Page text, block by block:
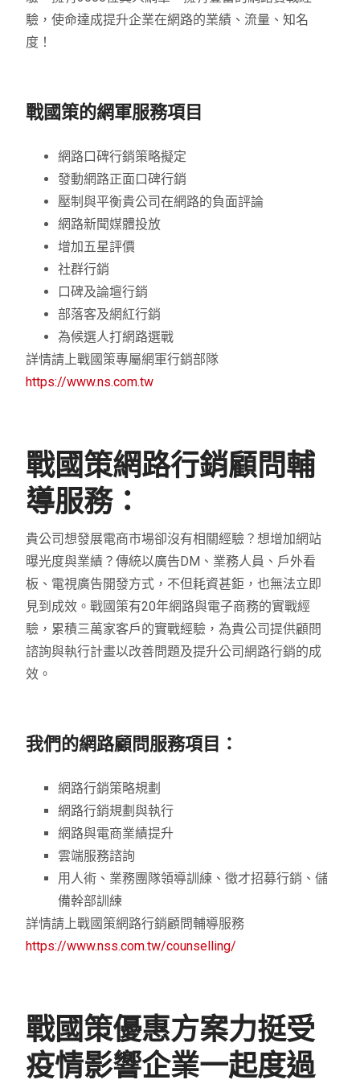
驗，使命達成提升企業在網路的業績、流量、知名
度！
戰國策的網軍服務項目
網路口碑行銷策略擬定
發動網路正面口碑行銷
壓制與平衡貴公司在網路的負面評論
網路新聞媒體投放
增加五星評價
社群行銷
口碑及論壇行銷
部落客及網紅行銷
為候選人打網路選戰
詳情請上戰國策專屬網軍行銷部隊
https://www.ns.com.tw
戰國策網路行銷顧問輔
導服務：
貴公司想發展電商市場卻沒有相關經驗？想增加網站
曝光度與業績？傳統以廣告DM、業務人員、戶外看
板、電視廣告開發方式，不但耗資甚鉅，也無法立即
見到成效。戰國策有20年網路與電子商務的實戰經
驗，累積三萬家客戶的實戰經驗，為貴公司提供顧問
諮詢與執行計畫以改善問題及提升公司網路行銷的成
效。
我們的網路顧問服務項目：
網路行銷策略規劃
網路行銷規劃與執行
網路與電商業績提升
雲端服務諮詢
用人術、業務團隊領導訓練、徵才招募行銷、儲
備幹部訓練
詳情請上戰國策網路行銷顧問輔導服務
https://www.nss.com.tw/counselling/
戰國策優惠方案力挺受
疫情影響企業一起度過